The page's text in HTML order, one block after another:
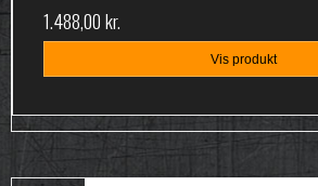
1.488,00 kr.
Vis produkt